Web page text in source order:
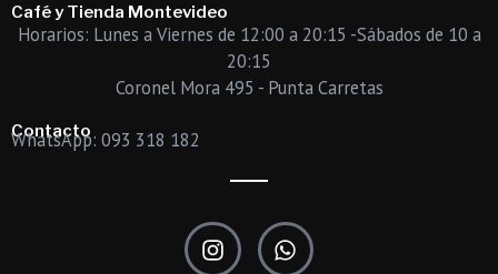
Café y Tienda Montevideo
Horarios: Lunes a Viernes de 12:00 a 20:15 -Sábados de 10 a
20:15
Coronel Mora 495 - Punta Carretas
Contacto
WhatsApp: 093 318 182
I
n
W
h